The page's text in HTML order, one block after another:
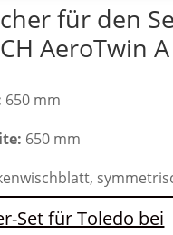
für den
AeroTwin A
650 mm
650 mm
Set für Toledo bei